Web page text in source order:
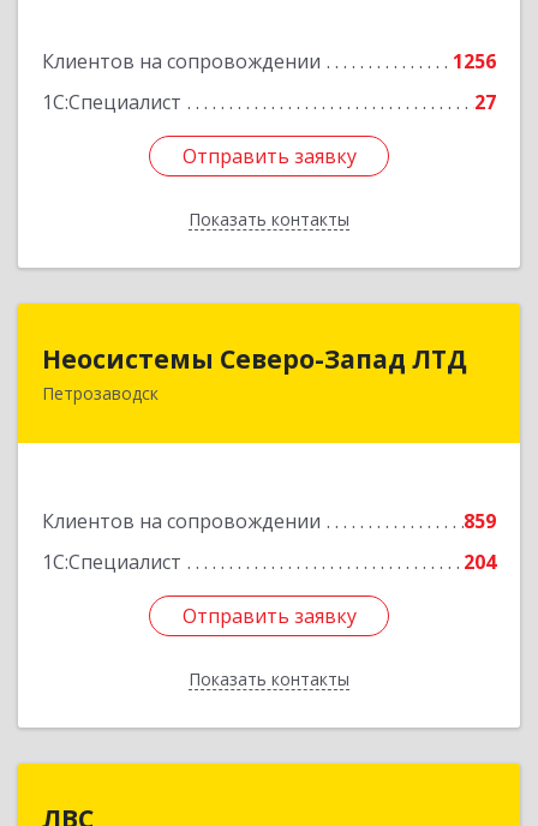
Клиентов на сопровождении
1256
1С:Специалист
27
Отправить заявку
Показать контакты
Отправить заявку
Назад
Неосистемы Северо-Запад ЛТД
Петрозаводск
Клиентов на сопровождении
859
1С:Специалист
204
Отправить заявку
Показать контакты
185001, Карелия Респ, Петрозаводск г,
Подробнее
Отправить заявку
Назад
ЛВС